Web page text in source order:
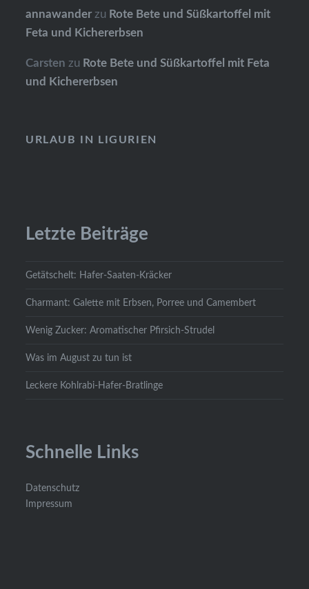
annawander zu Rote Bete und Süßkartoffel mit
Feta und Kichererbsen
Carsten zu Rote Bete und Süßkartoffel mit Feta
und Kichererbsen
URLAUB IN LIGURIEN
Letzte Beiträge
Getätschelt: Hafer-Saaten-Kräcker
Charmant: Galette mit Erbsen, Porree und Camembert
Wenig Zucker: Aromatischer Pfirsich-Strudel
Was im August zu tun ist
Leckere Kohlrabi-Hafer-Bratlinge
Schnelle Links
Datenschutz
Impressum